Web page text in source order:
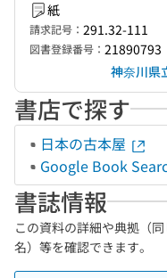
紙
請求記号： 291.32-111
図書登録番号： 21890793
神奈川県
書店で探す
日本の古本屋
Google Book
書誌情報
この資料の詳細や典拠（
名）等を確認できます。